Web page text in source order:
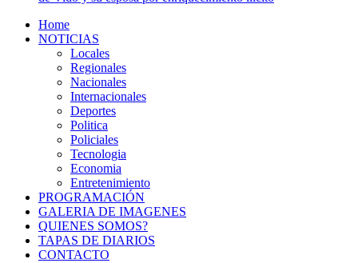
Home
NOTICIAS
Locales
Regionales
Nacionales
Internacionales
Deportes
Politica
Policiales
Tecnologia
Economia
Entretenimiento
PROGRAMACIÓN
GALERIA DE IMAGENES
QUIENES SOMOS?
TAPAS DE DIARIOS
CONTACTO